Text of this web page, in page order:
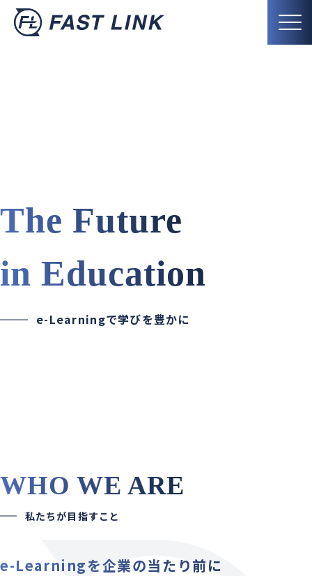
The Future
in Education
e-Learningで学びを豊かに
WHO WE ARE
私たちが目指すこと
e-Learningを企業の当たり前に